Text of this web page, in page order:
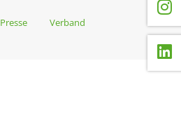
Presse
Verband